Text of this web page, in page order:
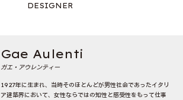
DESIGNER
Gae Aulenti
ガエ・アウレンティー
1927年に生まれ、当時そのほとんどが男性社会であったイタリ
ア建築界において、女性ならではの知性と感受性をもって仕事